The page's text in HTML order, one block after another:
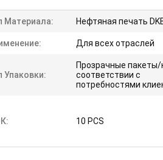
Материала: Нефтяная печать
Для всех отраслей
Упаковки:
Прозрачные
соответствии с
потребностями
10 PCS